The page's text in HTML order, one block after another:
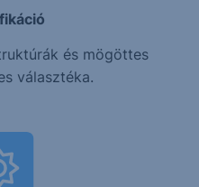
és mögöttes
választéka.